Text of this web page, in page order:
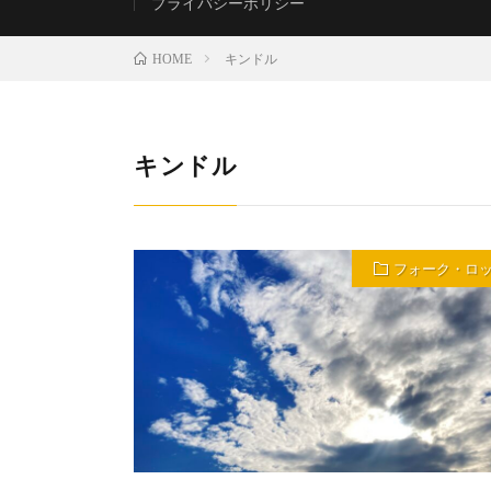
HOME キンドル
キンドル
フォーク・ロ